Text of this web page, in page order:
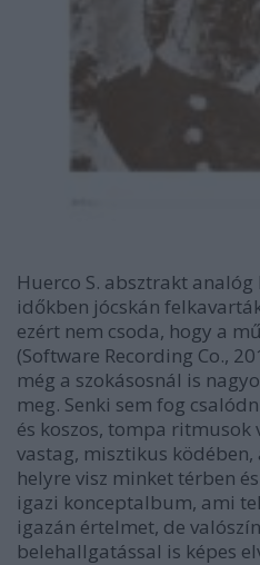
Huerco S. absztrakt analóg
időkben jócskán
ezért nem csoda, hogy a
(Software Recording Co.,
még a szokásosnál is
meg. Senki sem fog
és koszos, tompa ritmusok
vastag, misztikus
helyre visz minket térben
igazi konceptalbum, ami
igazán értelmet, de
belehallgatással is képes